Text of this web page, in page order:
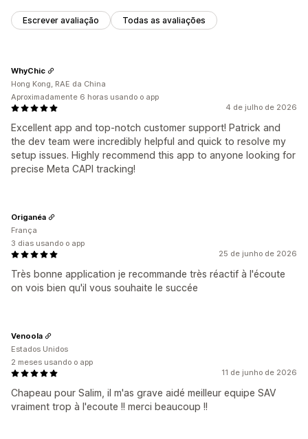
Escrever avaliação Todas as avaliações
4 de julho de 2026
Excellent app and top-notch customer support! Patrick and
the dev team were incredibly helpful and quick to resolve my
setup issues. Highly recommend this app to anyone looking for
precise Meta CAPI tracking!
WhyChic
Hong Kong, RAE da China
Aproximadamente 6 horas usando o app
25 de junho de 2026
Très bonne application je recommande très réactif à l'écoute
on vois bien qu'il vous souhaite le succée
Origanéa
França
3 dias usando o app
11 de junho de 2026
Chapeau pour Salim, il m'as grave aidé meilleur equipe SAV
vraiment trop à l'ecoute !! merci beaucoup !!
Venoola
Estados Unidos
2 meses usando o app